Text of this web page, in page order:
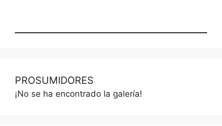
PROSUMIDORES
¡No se ha encontrado la galería!